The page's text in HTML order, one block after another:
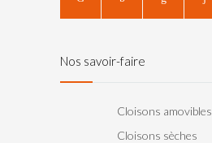
Nos savoir-faire
Cloisons amovibles
Cloisons sèches